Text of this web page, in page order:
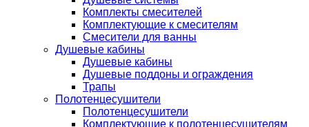
Комплекты смесителей
Комплектующие к смесителям
Смесители для ванны
Душевые кабины
Душевые кабины
Душевые поддоны и ограждения
Трапы
Полотенцесушители
Полотенцесушители
Комплектующие к полотенцесушителям